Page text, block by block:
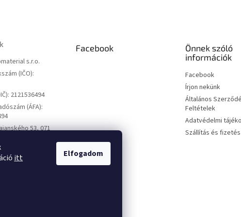
itt
Elfogadom
m
s.r.o.
(IČO):
2121536494
(ÁFA):
53, 071
Facebook
Önnek szóló
információk
Facebook
Írjon nekünk
Általános
Feltételek
Adatvédelmi
Szállítás és fizetés